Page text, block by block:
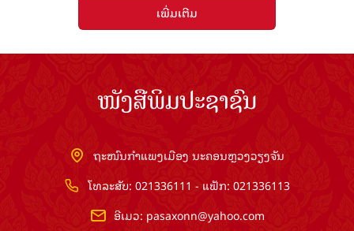
ເພີ່ມເຕີມ
ໜັງສືພິມປະຊາຊົນ
ຖະໜົນກຳແພງເມືອງ ນະຄອນຫຼວງວຽງຈັນ
ໂທລະສັບ: 021336111 - ແຟັກ: 021336113
ອີເມວ: pasaxonn@yahoo.com